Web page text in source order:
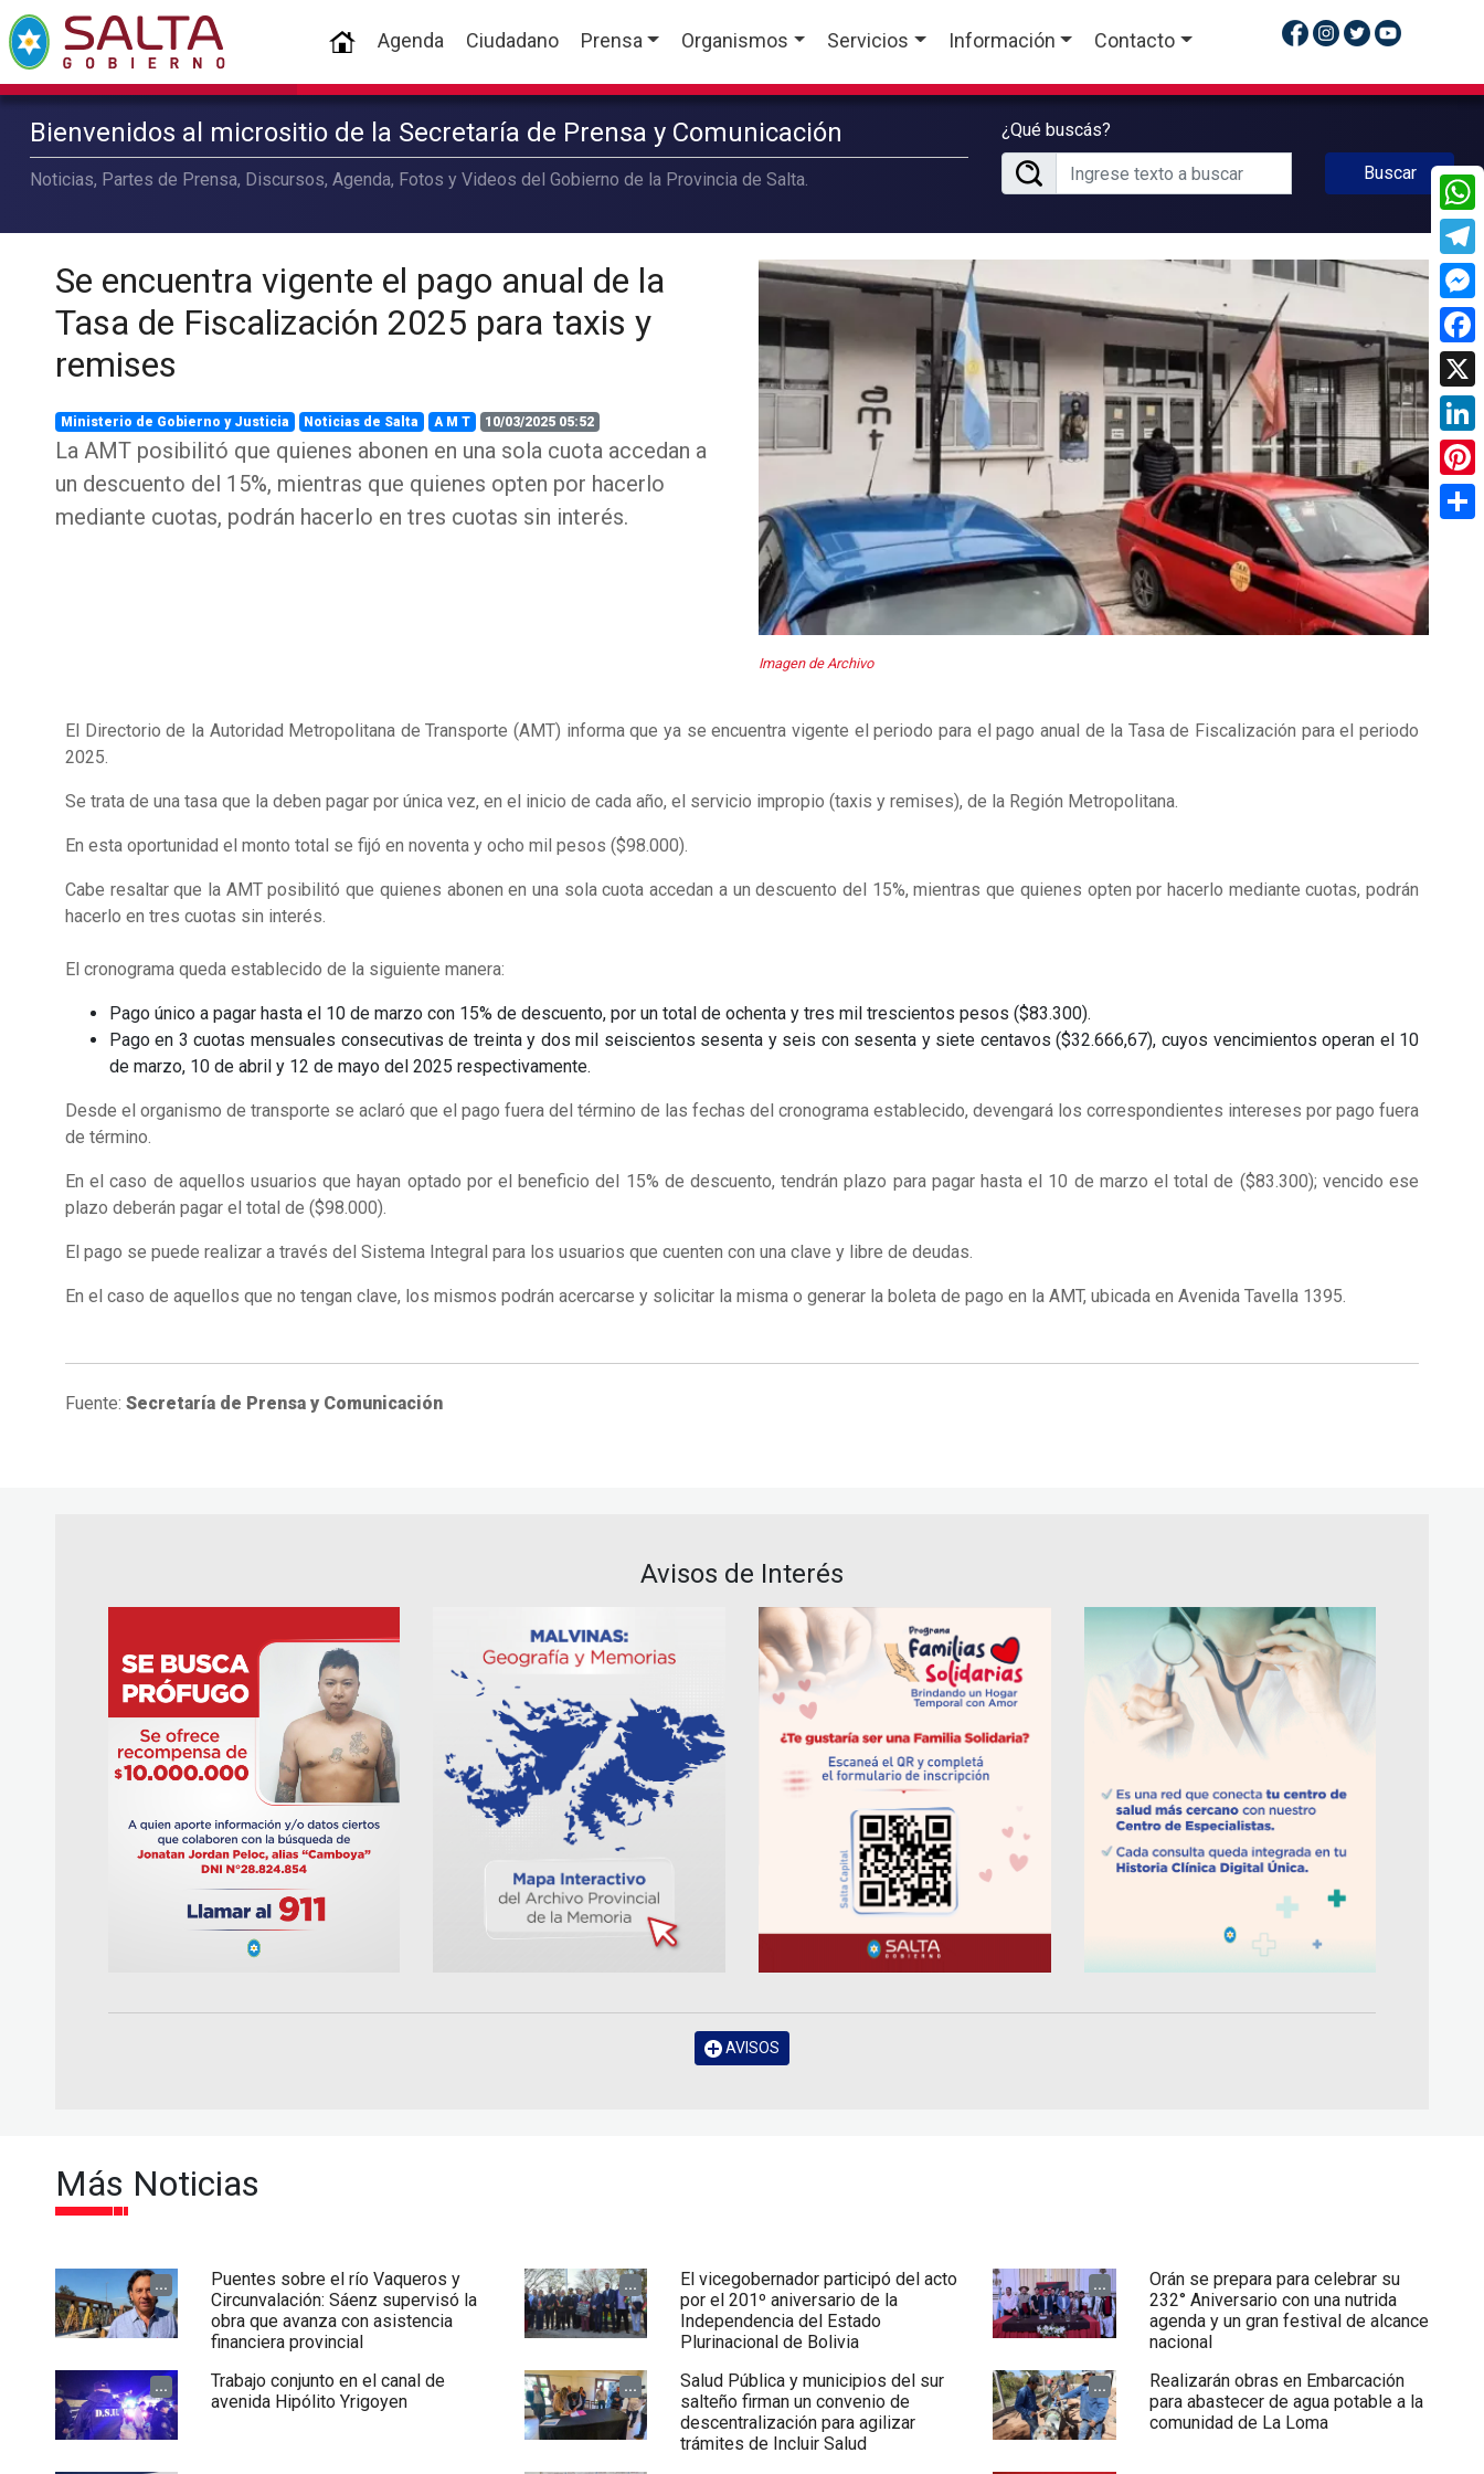
(current)
Agenda Ciudadano Prensa Organismos Servicios Información Contacto
Bienvenidos al micrositio de la Secretaría de Prensa y Comunicación
Noticias, Partes de Prensa, Discursos, Agenda, Fotos y Videos del Gobierno de la Provincia de Salta.
¿Qué buscás?
Buscar
Se encuentra vigente el pago anual de la
Tasa de Fiscalización 2025 para taxis y
remises
Ministerio de Gobierno y Justicia Noticias de Salta A M T 10/03/2025 05:52
La AMT posibilitó que quienes abonen en una sola cuota accedan a
un descuento del 15%, mientras que quienes opten por hacerlo
mediante cuotas, podrán hacerlo en tres cuotas sin interés.
Imagen de Archivo
El Directorio de la Autoridad Metropolitana de Transporte (AMT) informa que ya se encuentra vigente el periodo para el pago anual de la Tasa de Fiscalización para el periodo
2025.
Se trata de una tasa que la deben pagar por única vez, en el inicio de cada año, el servicio impropio (taxis y remises), de la Región Metropolitana.
En esta oportunidad el monto total se fijó en noventa y ocho mil pesos ($98.000).
Cabe resaltar que la AMT posibilitó que quienes abonen en una sola cuota accedan a un descuento del 15%, mientras que quienes opten por hacerlo mediante cuotas, podrán
hacerlo en tres cuotas sin interés.
El cronograma queda establecido de la siguiente manera:
Pago único a pagar hasta el 10 de marzo con 15% de descuento, por un total de ochenta y tres mil trescientos pesos ($83.300).
Pago en 3 cuotas mensuales consecutivas de treinta y dos mil seiscientos sesenta y seis con sesenta y siete centavos ($32.666,67), cuyos vencimientos operan el 10
de marzo, 10 de abril y 12 de mayo del 2025 respectivamente.
Desde el organismo de transporte se aclaró que el pago fuera del término de las fechas del cronograma establecido, devengará los correspondientes intereses por pago fuera
de término.
En el caso de aquellos usuarios que hayan optado por el beneficio del 15% de descuento, tendrán plazo para pagar hasta el 10 de marzo el total de ($83.300); vencido ese
plazo deberán pagar el total de ($98.000).
El pago se puede realizar a través del Sistema Integral para los usuarios que cuenten con una clave y libre de deudas.
En el caso de aquellos que no tengan clave, los mismos podrán acercarse y solicitar la misma o generar la boleta de pago en la AMT, ubicada en Avenida Tavella 1395.
Fuente: Secretaría de Prensa y Comunicación
Avisos de Interés
AVISOS
Más Noticias
...
Puentes sobre el río Vaqueros y
Circunvalación: Sáenz supervisó la
obra que avanza con asistencia
financiera provincial
...
El vicegobernador participó del acto
por el 201º aniversario de la
Independencia del Estado
Plurinacional de Bolivia
...
Orán se prepara para celebrar su
232° Aniversario con una nutrida
agenda y un gran festival de alcance
nacional
...
Trabajo conjunto en el canal de
avenida Hipólito Yrigoyen
...
Salud Pública y municipios del sur
salteño firman un convenio de
descentralización para agilizar
trámites de Incluir Salud
...
Realizarán obras en Embarcación
para abastecer de agua potable a la
comunidad de La Loma
X